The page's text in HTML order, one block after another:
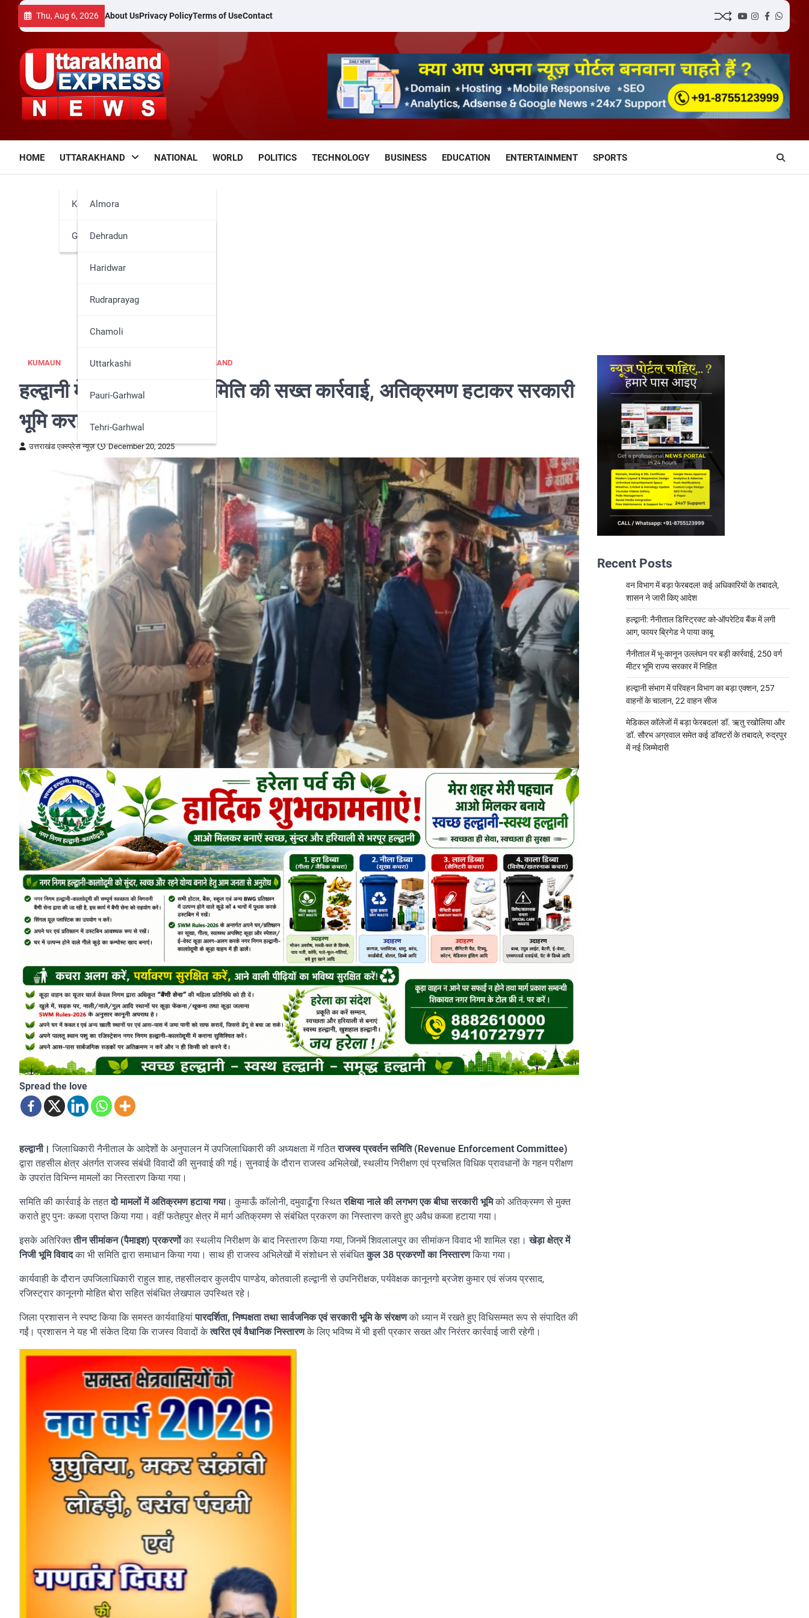
content
Thu, Aug 6, 2026 About UsPrivacy PolicyTerms of UseContact
YouTube
Instagram
Facebook
HOME UTTARAKHAND
KumaunAlmora
Bageshwar
Champawat
Nainital
Pithoragarh
Udham Singh Nagar
GarhwalDehradun
Haridwar
Rudraprayag
Chamoli
Uttarkashi
Pauri-Garhwal
Tehri-Garhwal
NATIONAL WORLD POLITICS TECHNOLOGY BUSINESS EDUCATION ENTERTAINMENT SPORTS
KUMAUN NAINITAL UTTARAKHAND
हल्द्वानी में राजस्व प्रवर्तन समिति की सख्त कार्रवाई, अतिक्रमण हटाकर सरकारी
भूमि कराई मुक्त
उत्तराखंड एक्स्प्रेस न्यूज़ December 20, 2025
Spread the love
हल्द्वानी।जिलाधिकारी नैनीताल के आदेशों के अनुपालन में उपजिलाधिकारी की अध्यक्षता में गठितराजस्व प्रवर्तन समिति (Revenue Enforcement Committee)
द्वारा तहसील क्षेत्र अंतर्गत राजस्व संबंधी विवादों की सुनवाई की गई। सुनवाई के दौरान राजस्व अभिलेखों, स्थलीय निरीक्षण एवं प्रचलित विधिक प्रावधानों के गहन परीक्षण
के उपरांत विभिन्न मामलों का निस्तारण किया गया।
समिति की कार्रवाई के तहतदो मामलों में अतिक्रमण हटाया गया। कुमाऊँ कॉलोनी, दमुवाढूँगा स्थितरक्षिया नाले की लगभग एक बीघा सरकारी भूमिको अतिक्रमण से मुक्त
कराते हुए पुनः कब्जा प्राप्त किया गया। वहीं फतेहपुर क्षेत्र में मार्ग अतिक्रमण से संबंधित प्रकरण का निस्तारण करते हुए अवैध कब्जा हटाया गया।
इसके अतिरिक्ततीन सीमांकन (पैमाइश) प्रकरणोंका स्थलीय निरीक्षण के बाद निस्तारण किया गया, जिनमें शिवलालपुर का सीमांकन विवाद भी शामिल रहा।खेड़ा क्षेत्र में
निजी भूमि विवादका भी समिति द्वारा समाधान किया गया। साथ ही राजस्व अभिलेखों में संशोधन से संबंधितकुल 38 प्रकरणों का निस्तारणकिया गया।
कार्यवाही के दौरान उपजिलाधिकारी राहुल शाह, तहसीलदार कुलदीप पाण्डेय, कोतवाली हल्द्वानी से उपनिरीक्षक, पर्यवेक्षक कानूनगो ब्रजेश कुमार एवं संजय प्रसाद,
रजिस्ट्रार कानूनगो मोहित बोरा सहित संबंधित लेखपाल उपस्थित रहे।
जिला प्रशासन ने स्पष्ट किया कि समस्त कार्यवाहियांपारदर्शिता, निष्पक्षता तथा सार्वजनिक एवं सरकारी भूमि के संरक्षणको ध्यान में रखते हुए विधिसम्मत रूप से संपादित की
गईं। प्रशासन ने यह भी संकेत दिया कि राजस्व विवादों केत्वरित एवं वैधानिक निस्तारणके लिए भविष्य में भी इसी प्रकार सख्त और निरंतर कार्रवाई जारी रहेगी।
Recent Posts
वन विभाग में बड़ा फेरबदल! कई अधिकारियों के तबादले,
शासन ने जारी किए आदेश
हल्द्वानी: नैनीताल डिस्ट्रिक्ट को-ऑपरेटिव बैंक में लगी
आग, फायर ब्रिगेड ने पाया काबू
नैनीताल में भू-कानून उल्लंघन पर बड़ी कार्रवाई, 250 वर्ग
मीटर भूमि राज्य सरकार में निहित
हल्द्वानी संभाग में परिवहन विभाग का बड़ा एक्शन, 257
वाहनों के चालान, 22 वाहन सीज
मेडिकल कॉलेजों में बड़ा फेरबदल! डॉ. ऋतु रखोलिया और
डॉ. सौरभ अग्रवाल समेत कई डॉक्टरों के तबादले, रुद्रपुर
में नई जिम्मेदारी